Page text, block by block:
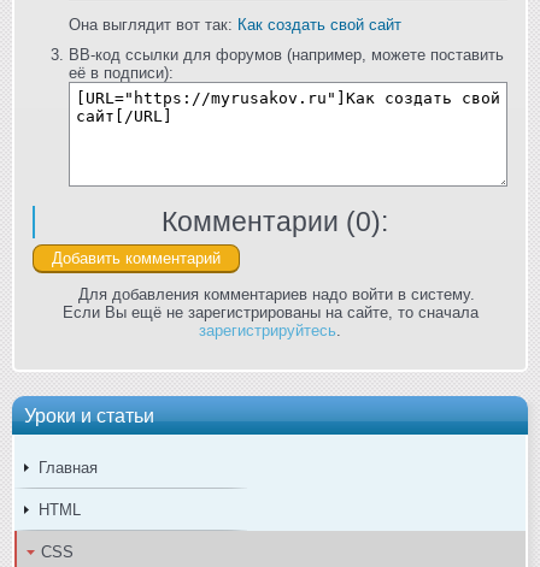
Уроки и статьи
Главная
HTML
CSS
Она выглядит вот так: Как создать свой сайт
BB-код ссылки для форумов (например, можете поставить
её в подписи):
Комментарии (0):
Для добавления комментариев надо войти в систему.
Если Вы ещё не зарегистрированы на сайте, то сначала
зарегистрируйтесь.